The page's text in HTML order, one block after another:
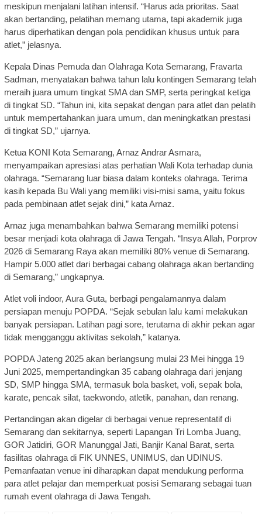
meskipun menjalani latihan intensif. “Harus ada prioritas. Saat
akan bertanding, pelatihan memang utama, tapi akademik juga
harus diperhatikan dengan pola pendidikan khusus untuk para
atlet,” jelasnya.
Kepala Dinas Pemuda dan Olahraga Kota Semarang, Fravarta
Sadman, menyatakan bahwa tahun lalu kontingen Semarang telah
meraih juara umum tingkat SMA dan SMP, serta peringkat ketiga
di tingkat SD. “Tahun ini, kita sepakat dengan para atlet dan pelatih
untuk mempertahankan juara umum, dan meningkatkan prestasi
di tingkat SD,” ujarnya.
Ketua KONI Kota Semarang, Arnaz Andrar Asmara,
menyampaikan apresiasi atas perhatian Wali Kota terhadap dunia
olahraga. “Semarang luar biasa dalam konteks olahraga. Terima
kasih kepada Bu Wali yang memiliki visi-misi sama, yaitu fokus
pada pembinaan atlet sejak dini,” kata Arnaz.
Arnaz juga menambahkan bahwa Semarang memiliki potensi
besar menjadi kota olahraga di Jawa Tengah. “Insya Allah, Porprov
2026 di Semarang Raya akan memiliki 80% venue di Semarang.
Hampir 5.000 atlet dari berbagai cabang olahraga akan bertanding
di Semarang,” ungkapnya.
Atlet voli indoor, Aura Guta, berbagi pengalamannya dalam
persiapan menuju POPDA. “Sejak sebulan lalu kami melakukan
banyak persiapan. Latihan pagi sore, terutama di akhir pekan agar
tidak mengganggu aktivitas sekolah,” katanya.
POPDA Jateng 2025 akan berlangsung mulai 23 Mei hingga 19
Juni 2025, mempertandingkan 35 cabang olahraga dari jenjang
SD, SMP hingga SMA, termasuk bola basket, voli, sepak bola,
karate, pencak silat, taekwondo, atletik, panahan, dan renang.
Pertandingan akan digelar di berbagai venue representatif di
Semarang dan sekitarnya, seperti Lapangan Tri Lomba Juang,
GOR Jatidiri, GOR Manunggal Jati, Banjir Kanal Barat, serta
fasilitas olahraga di FIK UNNES, UNIMUS, dan UDINUS.
Pemanfaatan venue ini diharapkan dapat mendukung performa
para atlet pelajar dan memperkuat posisi Semarang sebagai tuan
rumah event olahraga di Jawa Tengah.